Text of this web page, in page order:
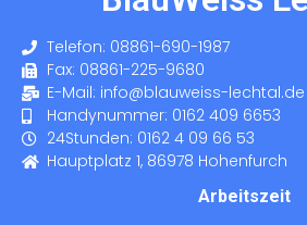
Telefon: 08861-690-1987
Fax: 08861-225-9680
E-Mail: info@blauweiss-lechtal.de
Handynummer: 0162 409 6653
24Stunden: 0162 4 09 66 53
Hauptplatz 1, 86978 Hohenfurch
Arbeitszeit